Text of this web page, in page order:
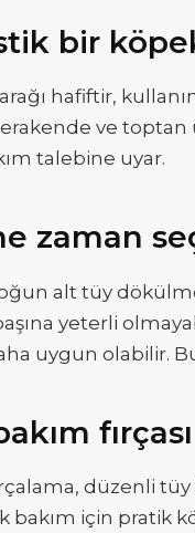
bir
hafiftir,
ve toptan
talebine uyar.
zaman
alt tüy
yeterli
uygun olabilir.
düzenli
bakım için pratik